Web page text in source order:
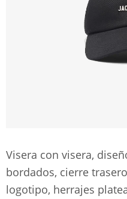
Visera con visera,
bordados, cierre
logotipo, herrajes